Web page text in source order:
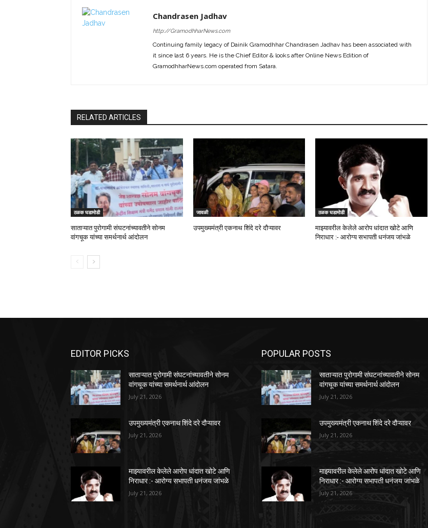
Chandrasen Jadhav
http://GramodhharNews.com
Continuing family legacy of Dainik Gramodhhar Chandrasen Jadhav has been associated with
it since last 6 years. He is the Chief Editor & looks after Online News Edition of
GramodhharNews.com operated from Satara.
RELATED ARTICLES
ठळक घडामोडी
साताऱ्यात पुरोगामी संघटनांच्यावतीने सोनम
वांगचूक यांच्या समर्थनार्थ आंदोलन
जावळी
उपमुख्यमंत्री एकनाथ शिंदे दरे दौऱ्यावर
ठळक घडामोडी
माझ्यावरील केलेले आरोप धांदात खोटे आणि
निराधार :- आरोग्य सभापती धनंजय जांभळे
EDITOR PICKS
साताऱ्यात पुरोगामी संघटनांच्यावतीने सोनम
वांगचूक यांच्या समर्थनार्थ आंदोलन
July 21, 2026
उपमुख्यमंत्री एकनाथ शिंदे दरे दौऱ्यावर
July 21, 2026
माझ्यावरील केलेले आरोप धांदात खोटे आणि
निराधार :- आरोग्य सभापती धनंजय जांभळे
July 21, 2026
POPULAR POSTS
साताऱ्यात पुरोगामी संघटनांच्यावतीने सोनम
वांगचूक यांच्या समर्थनार्थ आंदोलन
July 21, 2026
उपमुख्यमंत्री एकनाथ शिंदे दरे दौऱ्यावर
July 21, 2026
माझ्यावरील केलेले आरोप धांदात खोटे आणि
निराधार :- आरोग्य सभापती धनंजय जांभळे
July 21, 2026